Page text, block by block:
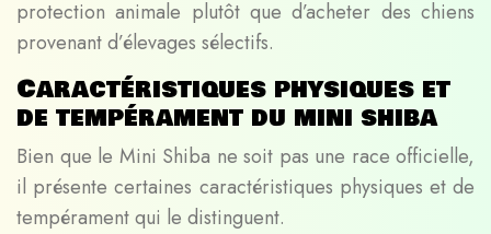
protection animale plutôt que d’acheter des chiens
provenant d’élevages sélectifs.
Caractéristiques physiques et
de tempérament du mini shiba
Bien que le Mini Shiba ne soit pas une race officielle,
il présente certaines caractéristiques physiques et de
tempérament qui le distinguent.